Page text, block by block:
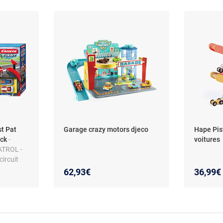
Pat
-
-
Garage crazy motors djeco
62,93€
Hape
voitures
36,99€